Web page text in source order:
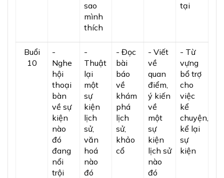
sao
mình
thích
tại
Buổi
10
-
Nghe
hội
thoại
bàn
về sự
kiện
nào
đó
đang
nổi
trội
-
Thuật
lại
một
sự
kiện
lịch
sử,
văn
hoá
nào
đó
- Đọc
bài
báo
về
khám
phá
lịch
sử,
khảo
cổ
- Viết
về
quan
điểm,
ý kiến
về
một
sự
kiện
lịch sử
nào
đó
- Từ
vựng
bổ trợ
cho
việc
kể
chuyện,
kể lại
sự
kiện